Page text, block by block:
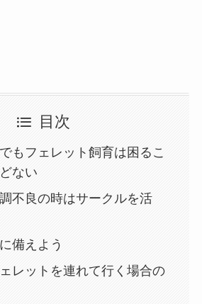
目次
もフェレット飼育は困るこ
ない
不良の時はサークルを活
備えよう
レットを連れて行く場合の